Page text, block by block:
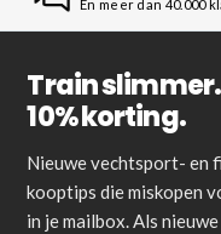
En meer dan 40.000
Train
10% korting.
Nieuwe vechtsport- en
kooptips die miskopen
in je mailbox. Als